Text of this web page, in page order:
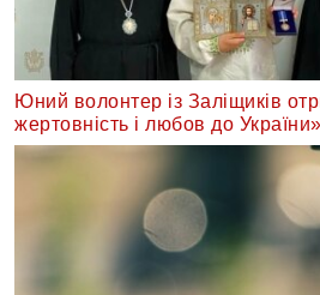
Юний волонтер із Заліщиків
жертовність і любов до України»